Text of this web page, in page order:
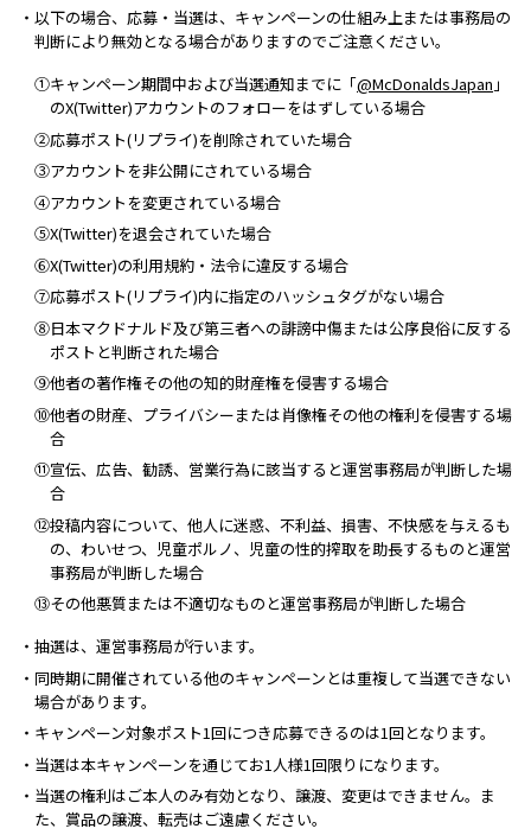
・以下の場合、応募・当選は、キャンペーンの仕組み上または事務局の
判断により無効となる場合がありますのでご注意ください。
①キャンペーン期間中および当選通知までに「@McDonaldsJapan 」
のX(Twitter)アカウントのフォローをはずしている場合
②応募ポスト(リプライ)を削除されていた場合
③アカウントを非公開にされている場合
④アカウントを変更されている場合
⑤X(Twitter)を退会されていた場合
⑥X(Twitter)の利用規約・法令に違反する場合
⑦応募ポスト(リプライ)内に指定のハッシュタグがない場合
⑧日本マクドナルド及び第三者への誹謗中傷または公序良俗に反する
ポストと判断された場合
⑨他者の著作権その他の知的財産権を侵害する場合
⑩他者の財産、プライバシーまたは肖像権その他の権利を侵害する場
合
⑪宣伝、広告、勧誘、営業行為に該当すると運営事務局が判断した場
合
⑫投稿内容について、他人に迷惑、不利益、損害、不快感を与えるも
の、わいせつ、児童ポルノ、児童の性的搾取を助長するものと運営
事務局が判断した場合
⑬その他悪質または不適切なものと運営事務局が判断した場合
・抽選は、運営事務局が行います。
・同時期に開催されている他のキャンペーンとは重複して当選できない
場合があります。
・キャンペーン対象ポスト1回につき応募できるのは1回となります。
・当選は本キャンペーンを通じてお1人様1回限りになります。
・当選の権利はご本人のみ有効となり、譲渡、変更はできません。ま
た、賞品の譲渡、転売はご遠慮ください。